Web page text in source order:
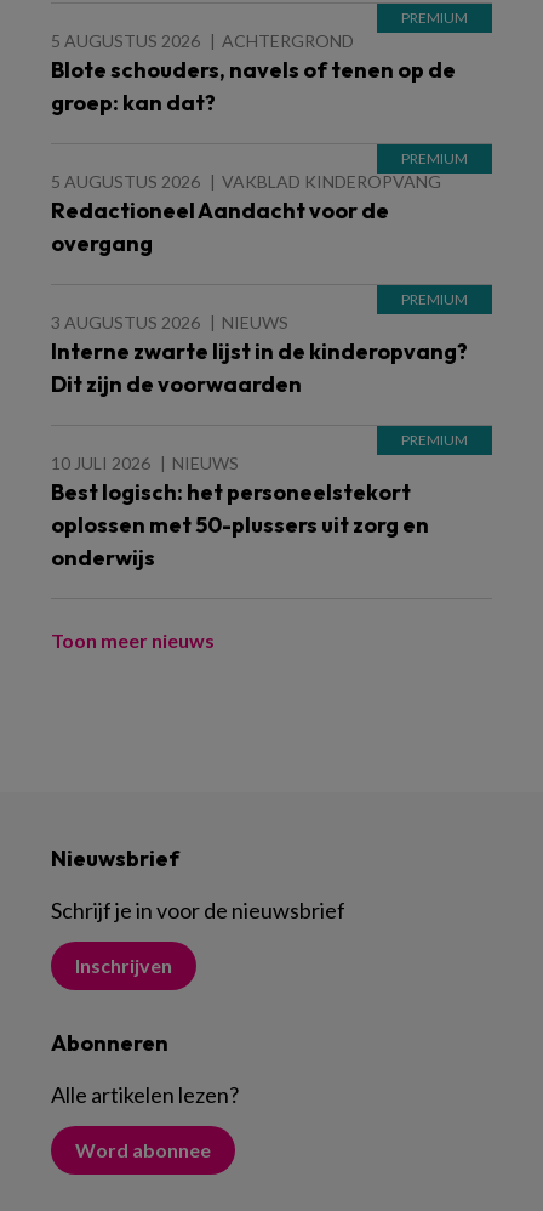
5 AUGUSTUS 2026 ACHTERGROND
Blote schouders, navels of tenen op de
groep: kan dat?
5 AUGUSTUS 2026 VAKBLAD KINDEROPVANG
Redactioneel Aandacht voor de
overgang
3 AUGUSTUS 2026 NIEUWS
Interne zwarte lijst in de kinderopvang?
Dit zijn de voorwaarden
10 JULI 2026 NIEUWS
Best logisch: het personeelstekort
oplossen met 50-plussers uit zorg en
onderwijs
Toon meer nieuws
Nieuwsbrief
Schrijf je in voor de nieuwsbrief
Inschrijven
Abonneren
Alle artikelen lezen?
Word abonnee